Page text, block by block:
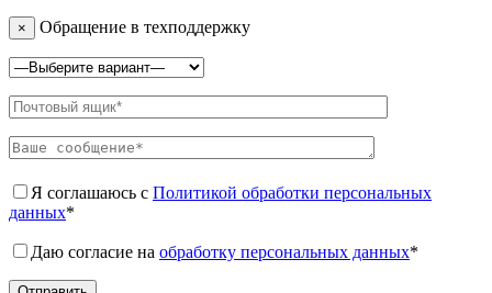
× Обращение в техподдержку
Я соглашаюсь с Политикой обработки персональных
данных*
Даю согласие на обработку персональных данных*